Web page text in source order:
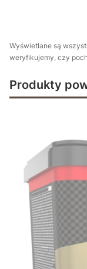
Wyświetlane są
weryfikujemy, czy
Produkty